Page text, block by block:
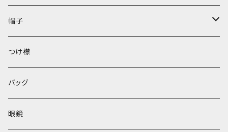
帽子
ベレー帽
つけ襟
バッグ
眼鏡